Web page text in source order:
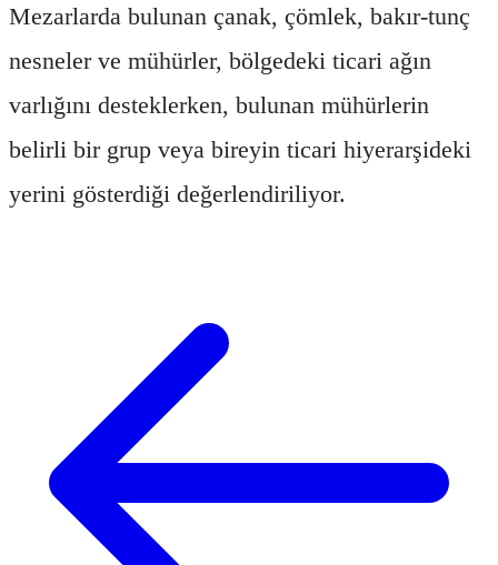
Mezarlarda bulunan çanak, çömlek, bakır-tunç
nesneler ve mühürler, bölgedeki ticari ağın
varlığını desteklerken, bulunan mühürlerin
belirli bir grup veya bireyin ticari hiyerarşideki
yerini gösterdiği değerlendiriliyor.